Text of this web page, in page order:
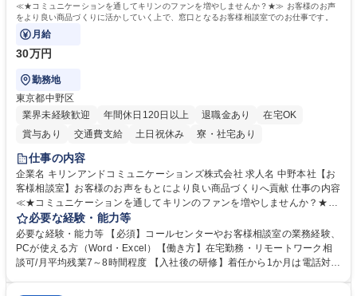
≪★コミュニケーションを通してキリンのファンを増やしませんか？★≫ お客様のお声
をより良い商品づくりに活かしていく上で、窓口となるお客様相談室でのお仕事です。
月給
30万円
勤務地
東京都中野区
業界未経験歓迎
年間休日120日以上 退職金あり
在宅OK
賞与あり
交通費支給 土日祝休み 寮・社宅あり
仕事の内容
企業名 キリンアンドコミュニケーションズ株式会社 求人名 中野本社【お
客様相談室】お客様のお声をもとにより良い商品づくりへ貢献 仕事の内容
≪★コミュニケーションを通してキリンのファンを増やしませんか？★≫
お客様のお声をより良い商品づくりに活かしていく上で、窓口となるお客
様相談室でのお仕事です。 日々お客様からいただくキリングループへのご
意見を、企業活動に活かしています。お客様からの声に迅速かつ誠意をも
って対応、情報提供するとともにグループ内活動に反映しています。 【具
必要な経験・能力等
必要な経験・能力等 【必須】コールセンターやお客様相談室の業務経験、
PCが使える方（Word・Excel）【働き方】在宅勤務・リモートワーク相
談可/月平均残業7～8時間程度 【入社後の研修】着任から1か月は電話対応